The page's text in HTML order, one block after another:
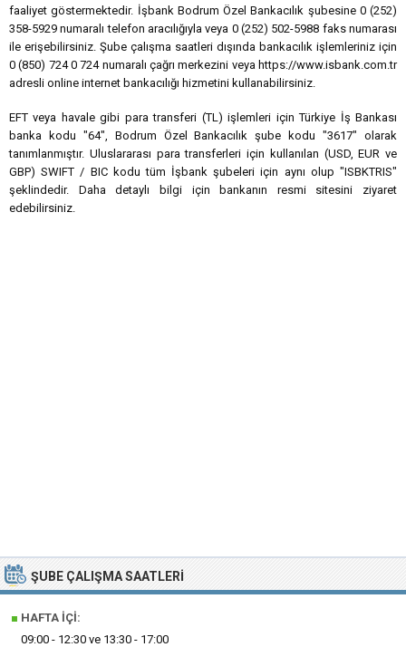
faaliyet göstermektedir. İşbank Bodrum Özel Bankacılık şubesine 0 (252)
358-5929 numaralı telefon aracılığıyla veya 0 (252) 502-5988 faks numarası
ile erişebilirsiniz. Şube çalışma saatleri dışında bankacılık işlemleriniz için
0 (850) 724 0 724 numaralı çağrı merkezini veya https://www.isbank.com.tr
adresli online internet bankacılığı hizmetini kullanabilirsiniz.
EFT veya havale gibi para transferi (TL) işlemleri için Türkiye İş Bankası
banka kodu "64", Bodrum Özel Bankacılık şube kodu "3617" olarak
tanımlanmıştır. Uluslararası para transferleri için kullanılan (USD, EUR ve
GBP) SWIFT / BIC kodu tüm İşbank şubeleri için aynı olup "ISBKTRIS"
şeklindedir. Daha detaylı bilgi için bankanın resmi sitesini ziyaret
edebilirsiniz.
ŞUBE ÇALIŞMA SAATLERI
■ HAFTA İÇI:
09:00 - 12:30 ve 13:30 - 17:00